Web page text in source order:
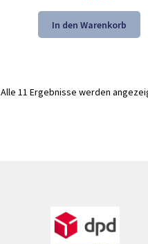
war:
67,48 €
ist:
42,99 €.
In den Warenkorb
Alle 11 Ergebnisse werden